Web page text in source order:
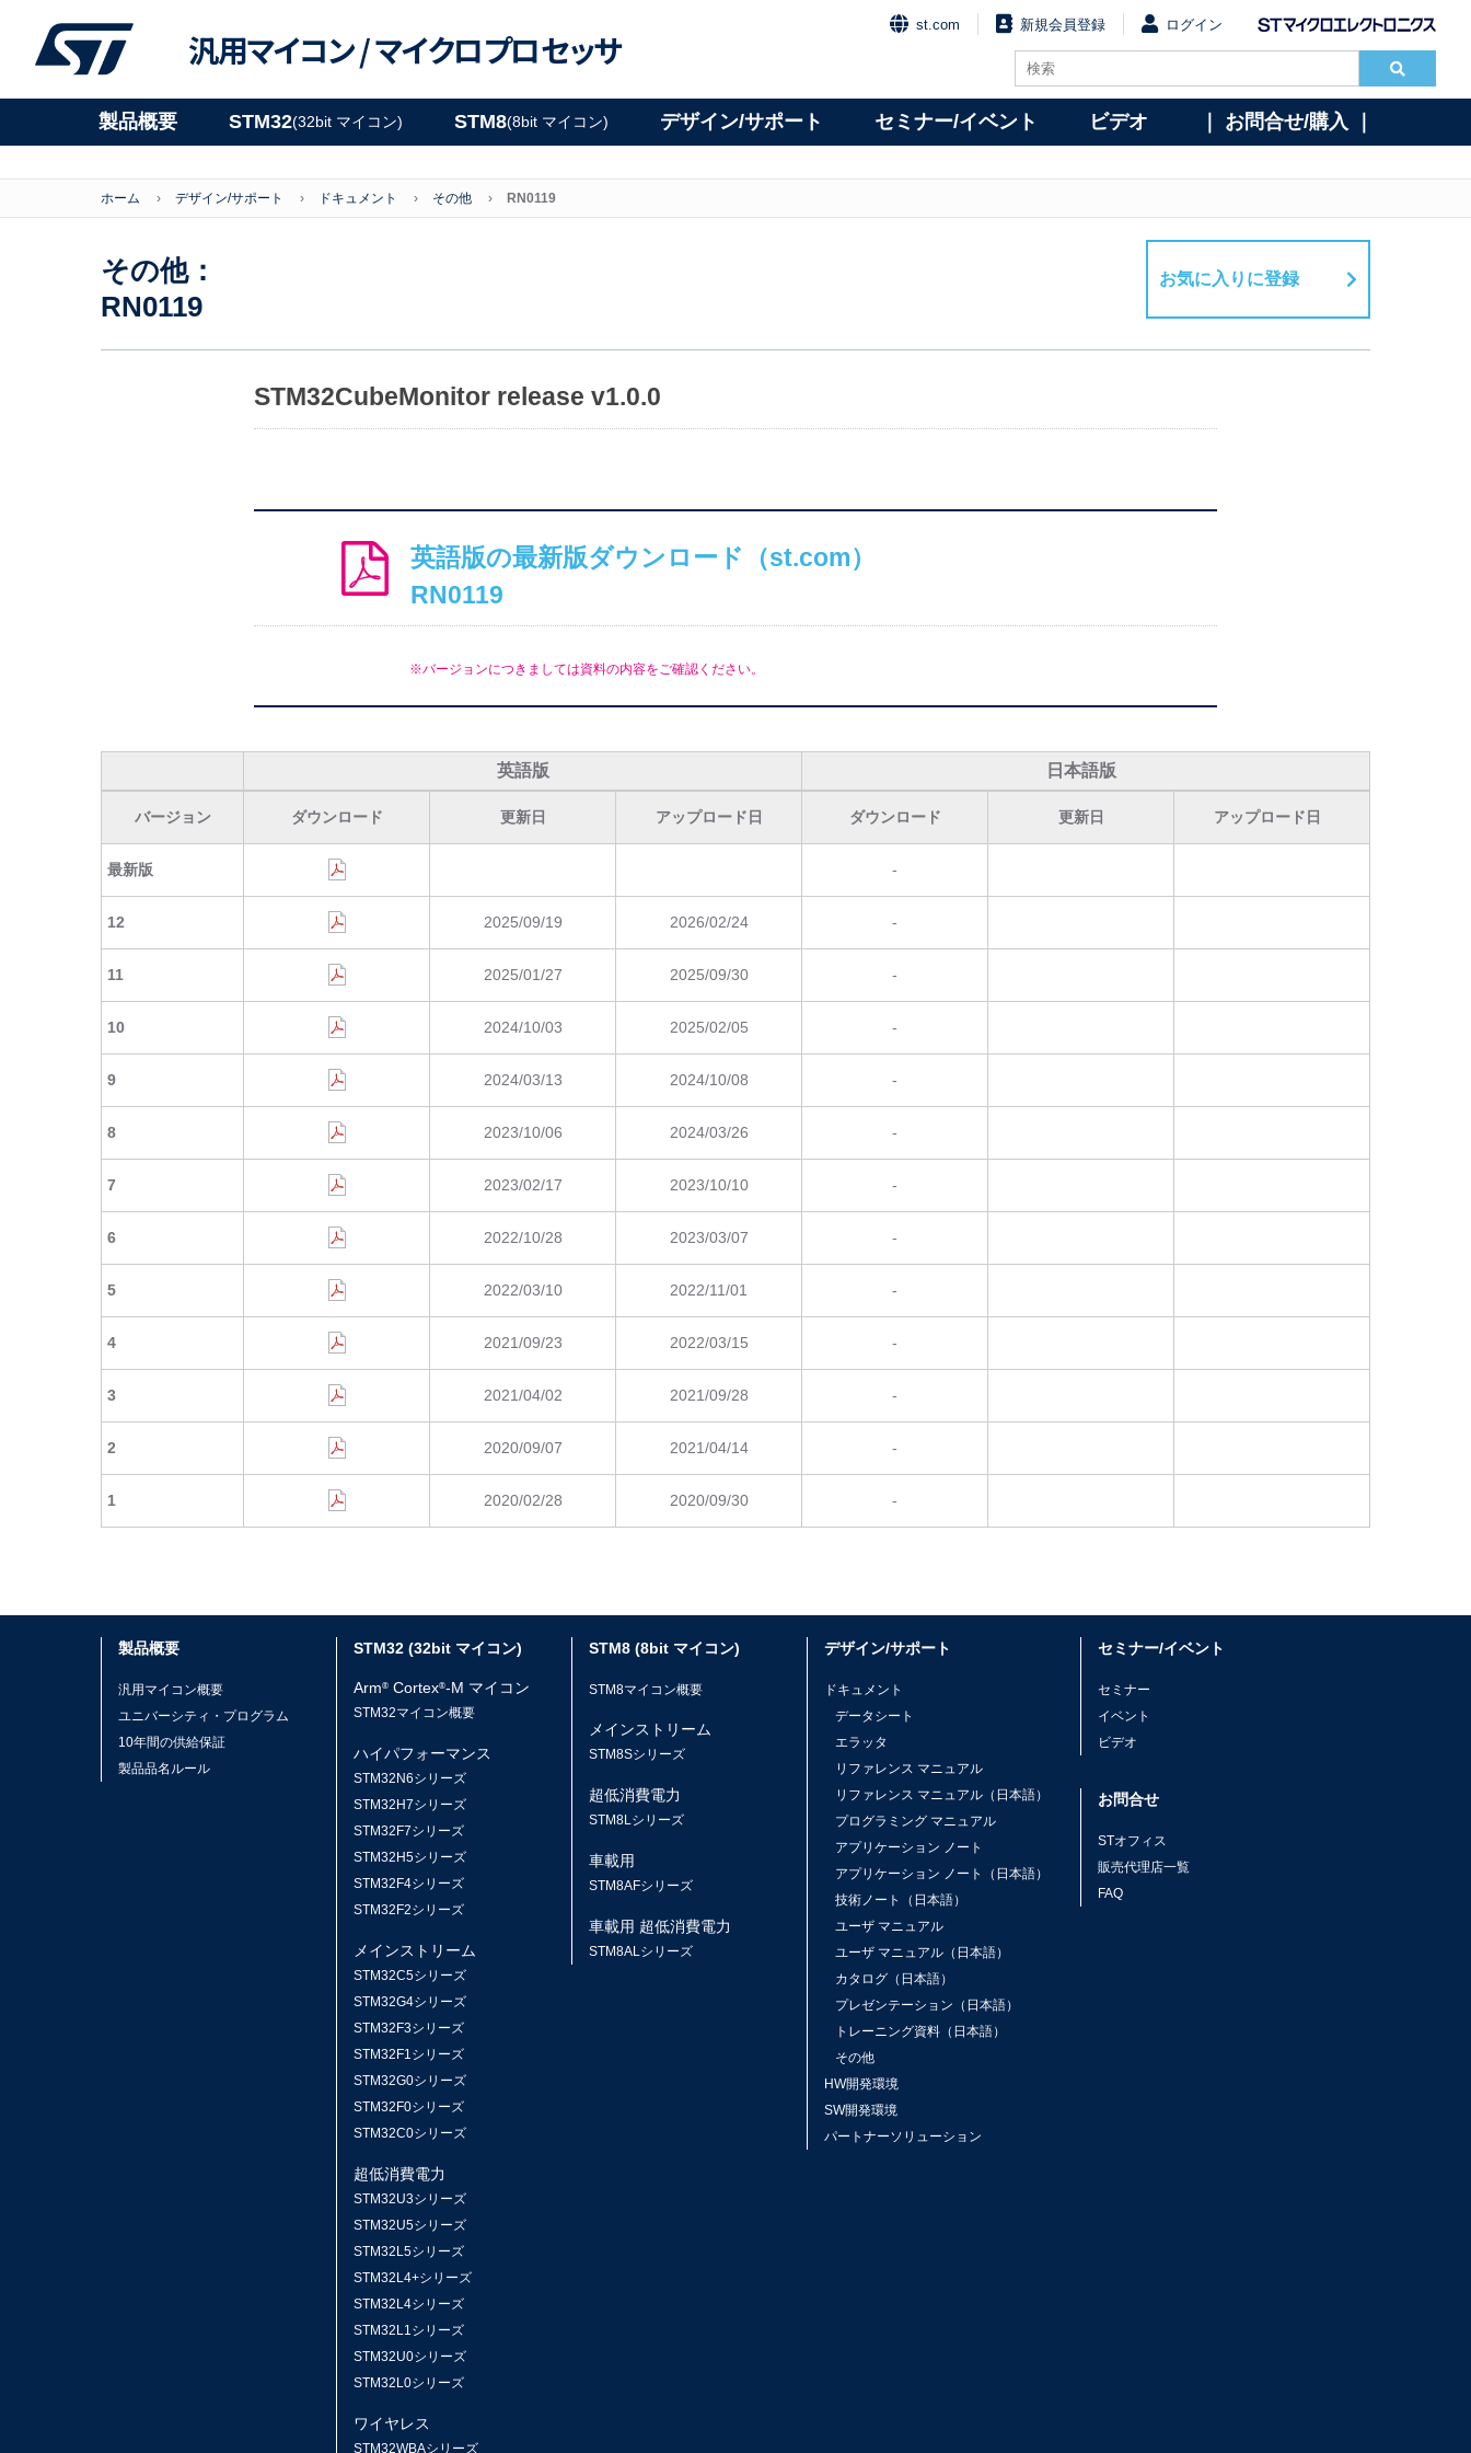
汎用マイコン /マイクロプロセッサ
st.com 新規会員登録 ログイン
製品概要 STM32(32bit マイコン) STM8(8bit マイコン) デザイン/サポート セミナー/イベント ビデオ ｜ お問合せ/購入 ｜
ホーム デザイン/サポート ドキュメント その他 RN0119
その他：
RN0119
お気に入りに登録
STM32CubeMonitor release v1.0.0
英語版の最新版ダウンロード（st.com）
RN0119
※バージョンにつきましては資料の内容をご確認ください。
英語版 日本語版
バージョン ダウンロード 更新日 アップロード日 ダウンロード 更新日 アップロード日
最新版 -
12 2025/09/19 2026/02/24 -
11 2025/01/27 2025/09/30 -
10 2024/10/03 2025/02/05 -
9 2024/03/13 2024/10/08 -
8 2023/10/06 2024/03/26 -
7 2023/02/17 2023/10/10 -
6 2022/10/28 2023/03/07 -
5 2022/03/10 2022/11/01 -
4 2021/09/23 2022/03/15 -
3 2021/04/02 2021/09/28 -
2 2020/09/07 2021/04/14 -
1 2020/02/28 2020/09/30 -
製品概要
汎用マイコン概要
ユニバーシティ・プログラム
10年間の供給保証
製品品名ルール
STM32 (32bit マイコン)
Arm® Cortex®-M マイコン
STM32マイコン概要
ハイパフォーマンス
STM32N6シリーズ
STM32H7シリーズ
STM32F7シリーズ
STM32H5シリーズ
STM32F4シリーズ
STM32F2シリーズ
メインストリーム
STM32C5シリーズ
STM32G4シリーズ
STM32F3シリーズ
STM32F1シリーズ
STM32G0シリーズ
STM32F0シリーズ
STM32C0シリーズ
超低消費電力
STM32U3シリーズ
STM32U5シリーズ
STM32L5シリーズ
STM32L4+シリーズ
STM32L4シリーズ
STM32L1シリーズ
STM32U0シリーズ
STM32L0シリーズ
ワイヤレス
STM32WBAシリーズ
STM8 (8bit マイコン)
STM8マイコン概要
メインストリーム
STM8Sシリーズ
超低消費電力
STM8Lシリーズ
車載用
STM8AFシリーズ
車載用 超低消費電力
STM8ALシリーズ
デザイン/サポート
ドキュメント
データシート
エラッタ
リファレンス マニュアル
リファレンス マニュアル（日本語）
プログラミング マニュアル
アプリケーション ノート
アプリケーション ノート（日本語）
技術ノート（日本語）
ユーザ マニュアル
ユーザ マニュアル（日本語）
カタログ（日本語）
プレゼンテーション（日本語）
トレーニング資料（日本語）
その他
HW開発環境
SW開発環境
パートナーソリューション
セミナー/イベント
セミナー
イベント
ビデオ
お問合せ
STオフィス
販売代理店一覧
FAQ